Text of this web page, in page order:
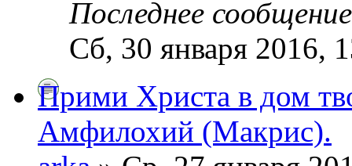
Последнее
Сб, 30 января 2016,
Прими Христа в дом
Амфилохий (Макрис).